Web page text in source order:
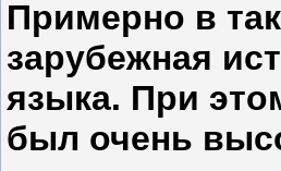
Примерно в
зарубежная
языка. При
был очень